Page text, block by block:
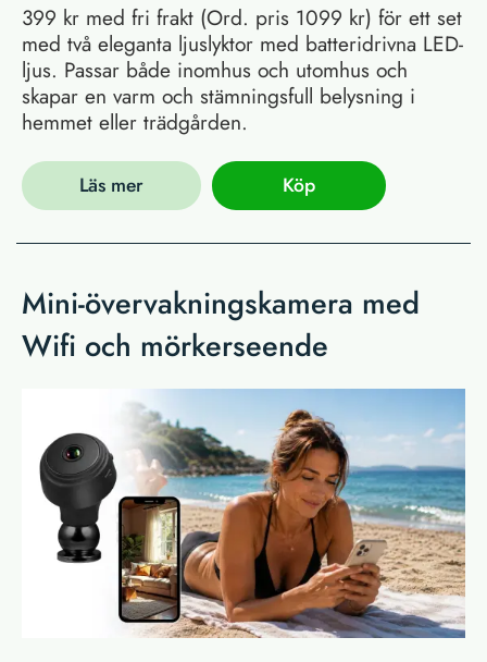
399 kr med fri frakt (Ord. pris 1099 kr) för ett set
med två eleganta ljuslyktor med batteridrivna LED-
ljus. Passar både inomhus och utomhus och
skapar en varm och stämningsfull belysning i
hemmet eller trädgården.
Läs mer Köp
Mini-övervakningskamera med
Wifi och mörkerseende